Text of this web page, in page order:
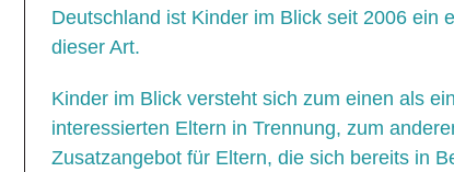
Deutschland ist Kinder im Blick seit 2006 ein
dieser Art.
Kinder im Blick versteht sich zum einen als
interessierten Eltern in Trennung, zum
Zusatzangebot für Eltern, die sich bereits in